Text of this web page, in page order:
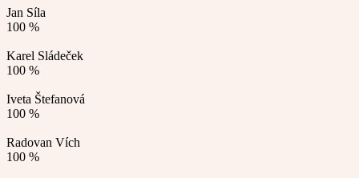
Jan Síla
100 %
Karel Sládeček
100 %
Iveta Štefanová
100 %
Radovan Vích
100 %